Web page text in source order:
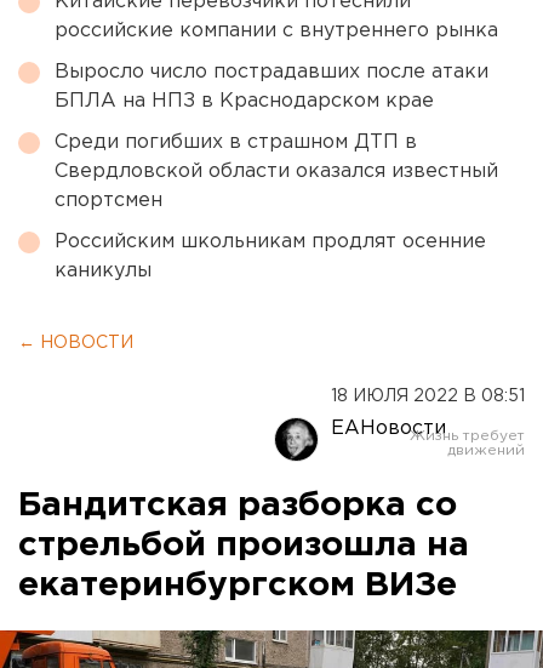
российские компании с внутреннего рынка
Выросло число пострадавших после атаки
БПЛА на НПЗ в Краснодарском крае
Среди погибших в страшном ДТП в
Свердловской области оказался известный
спортсмен
Российским школьникам продлят осенние
каникулы
← НОВОСТИ
18 ИЮЛЯ 2022 В 08:51
ЕАНовости
Бандитская разборка со
стрельбой произошла на
екатеринбургском ВИЗе